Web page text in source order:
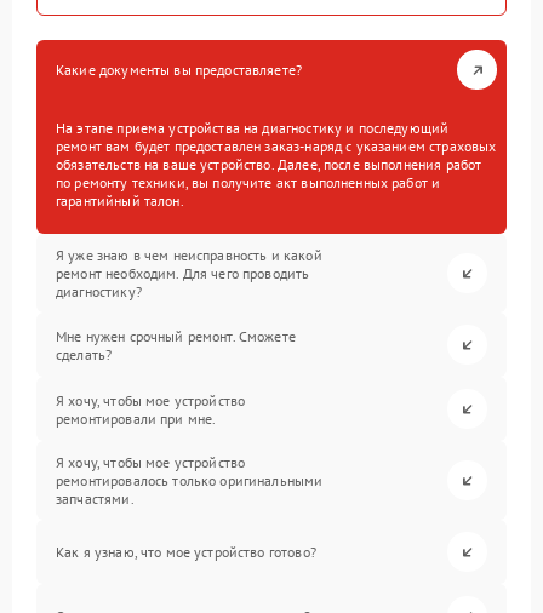
Какие документы вы предоставляете?
На этапе приема устройства на диагностику и последующий
ремонт вам будет предоставлен заказ-наряд с указанием страховых
обязательств на ваше устройство. Далее, после выполнения работ
по ремонту техники, вы получите акт выполненных работ и
гарантийный талон.
Я уже знаю в чем неисправность и какой
ремонт необходим. Для чего проводить
диагностику?
Мне нужен срочный ремонт. Сможете
сделать?
Я хочу, чтобы мое устройство
ремонтировали при мне.
Я хочу, чтобы мое устройство
ремонтировалось только оригинальными
запчастями.
Как я узнаю, что мое устройство готово?